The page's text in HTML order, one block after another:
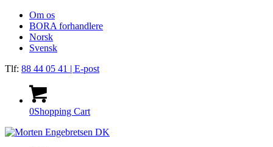
Om os
BORA forhandlere
Norsk
Svensk
Tlf: 88 44 05 41 | E-post
0Shopping Cart